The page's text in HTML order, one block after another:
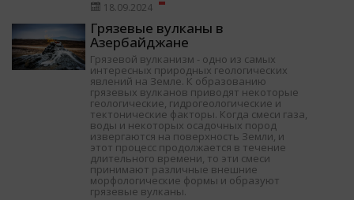
18.09.2024
Грязевые вулканы в
Азербайджане
Грязевой вулканизм - одно из самых
интересных природных геологических
явлений на Земле. К образованию
грязевых вулканов приводят некоторые
геологические, гидрогеологические и
тектонические факторы. Когда смеси газа,
воды и некоторых осадочных пород
извергаются на поверхность Земли, и
этот процесс продолжается в течение
длительного времени, то эти смеси
принимают различные внешние
морфологические формы и образуют
грязевые вулканы.